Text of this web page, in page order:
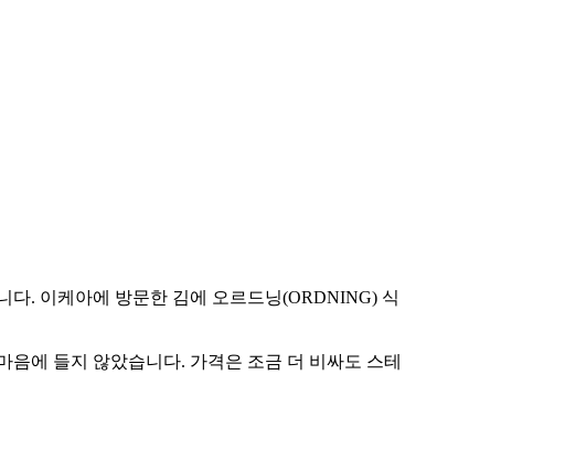
. 이케아에 방문한 김에 오르드닝(ORDNING) 식
에 들지 않았습니다. 가격은 조금 더 비싸도 스테